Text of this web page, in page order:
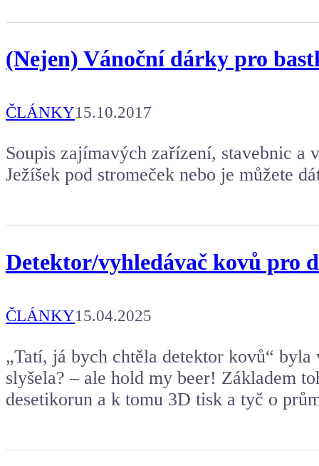
(Nejen) Vánoční dárky pro
ČLÁNKY15.10.2017
Soupis zajímavých zařízení, stavebnic a
Ježíšek pod stromeček nebo je můžete
Detektor/vyhledávač kovů pro
ČLÁNKY15.04.2025
„Tatí, já bych chtěla detektor kovů“
slyšela? – ale hold my beer! Základem
desetikorun a k tomu 3D tisk a tyč o